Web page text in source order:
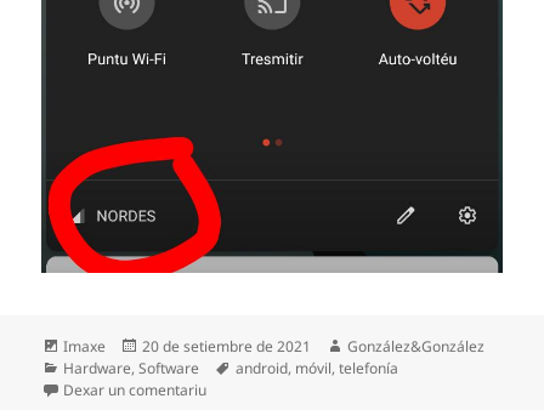
Formatu
Imaxe
Espublizáu
en
20 de setiembre de 2021 Autor
González&González
Categoríes
Hardware,Software Etiquetes
android, móvil,telefonía
Dexar un comentariuen Pal pelu un peine…